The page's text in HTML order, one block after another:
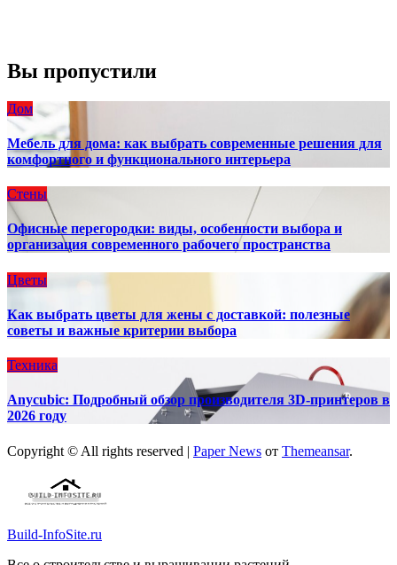
Вы пропустили
Дом
Мебель для дома: как выбрать современные решения для
комфортного и функционального интерьера
Стены
Офисные перегородки: виды, особенности выбора и
организация современного рабочего пространства
Цветы
Как выбрать цветы для жены с доставкой: полезные
советы и важные критерии выбора
Техника
Anycubic: Подробный обзор производителя 3D-принтеров в
2026 году
Copyright © All rights reserved | Paper News от Themeansar.
Build-InfoSite.ru